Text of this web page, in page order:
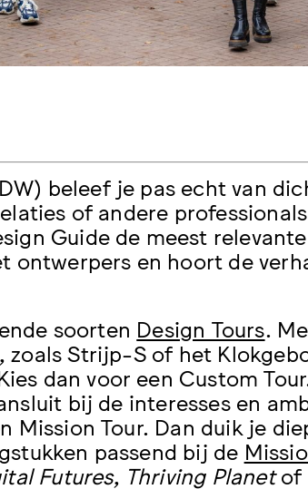
beleef je pas echt van
of andere
Guide de meest
ontwerpers en hoort de
soorten Design Tours .
Strijp-S of het
dan voor een Custom
bij de interesses en
Mission Tour. Dan duik je
passend bij de
Futures, Thriving Planetof